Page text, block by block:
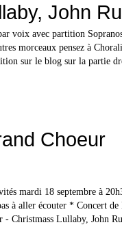
John
voix avec partition
morceaux pensez à
sur le blog sur la partie
Choeur
mardi 18 septembre à
à aller écouter * Concert
Christmass Lullaby, John